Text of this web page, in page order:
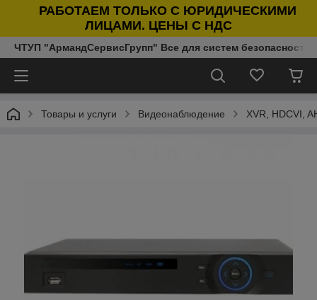
РАБОТАЕМ ТОЛЬКО С ЮРИДИЧЕСКИМИ
ЛИЦАМИ. ЦЕНЫ С НДС
ЧТУП "АрмандСервисГрупп" Все для систем безопасности
Товары и услуги Видеонаблюдение XVR, HDCVI,